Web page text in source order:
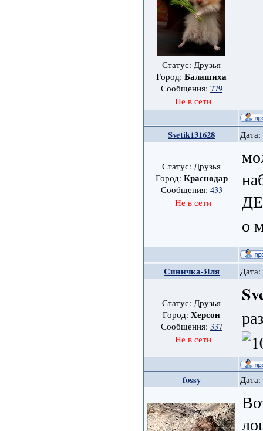
Статус: Друзья
Город:Балашиха
Сообщения: 779
Не в сети
Svetik131628 Дата:
Статус: Друзья
Город: Краснодар
Сообщения: 433
Не в сети
о
Синичка-Яля Дата:
Статус: Друзья
Город:Херсон
Сообщения: 337
Не в сети
fossy